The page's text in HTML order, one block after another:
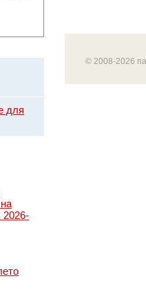
для
2026-
© 2008-2026